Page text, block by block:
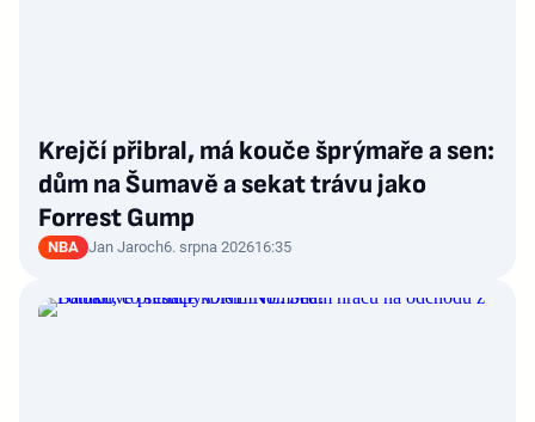
Krejčí přibral, má kouče šprýmaře a sen:
dům na Šumavě a sekat trávu jako
Forrest Gump
NBA Jan Jaroch6. srpna 202616:35